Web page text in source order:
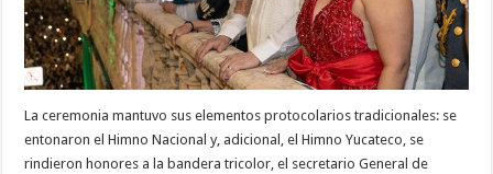
La ceremonia mantuvo sus elementos protocolarios tradicionales: se
entonaron el Himno Nacional y, adicional, el Himno Yucateco, se
rindieron honores a la bandera tricolor, el secretario General de